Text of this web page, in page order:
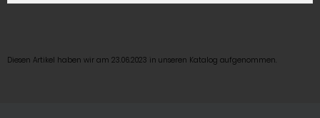
Diesen Artikel haben wir am 23.06.2023 in unseren Katalog aufgenommen.